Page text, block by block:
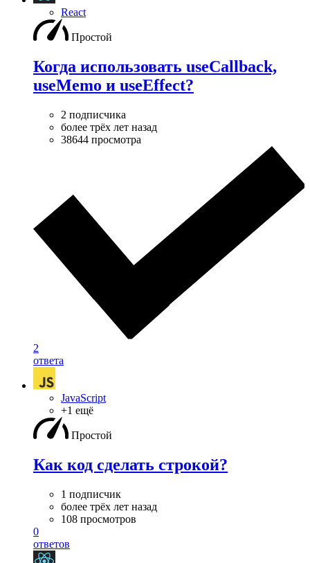
React
Простой
Когда использовать useCallback,
useMemo и useEffect?
2 подписчика
более трёх лет назад
38644 просмотра
2
ответа
JavaScript
+1 ещё
Простой
Как код сделать строкой?
1 подписчик
более трёх лет назад
108 просмотров
0
ответов